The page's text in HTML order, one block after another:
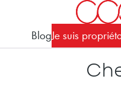
BlogJe suis